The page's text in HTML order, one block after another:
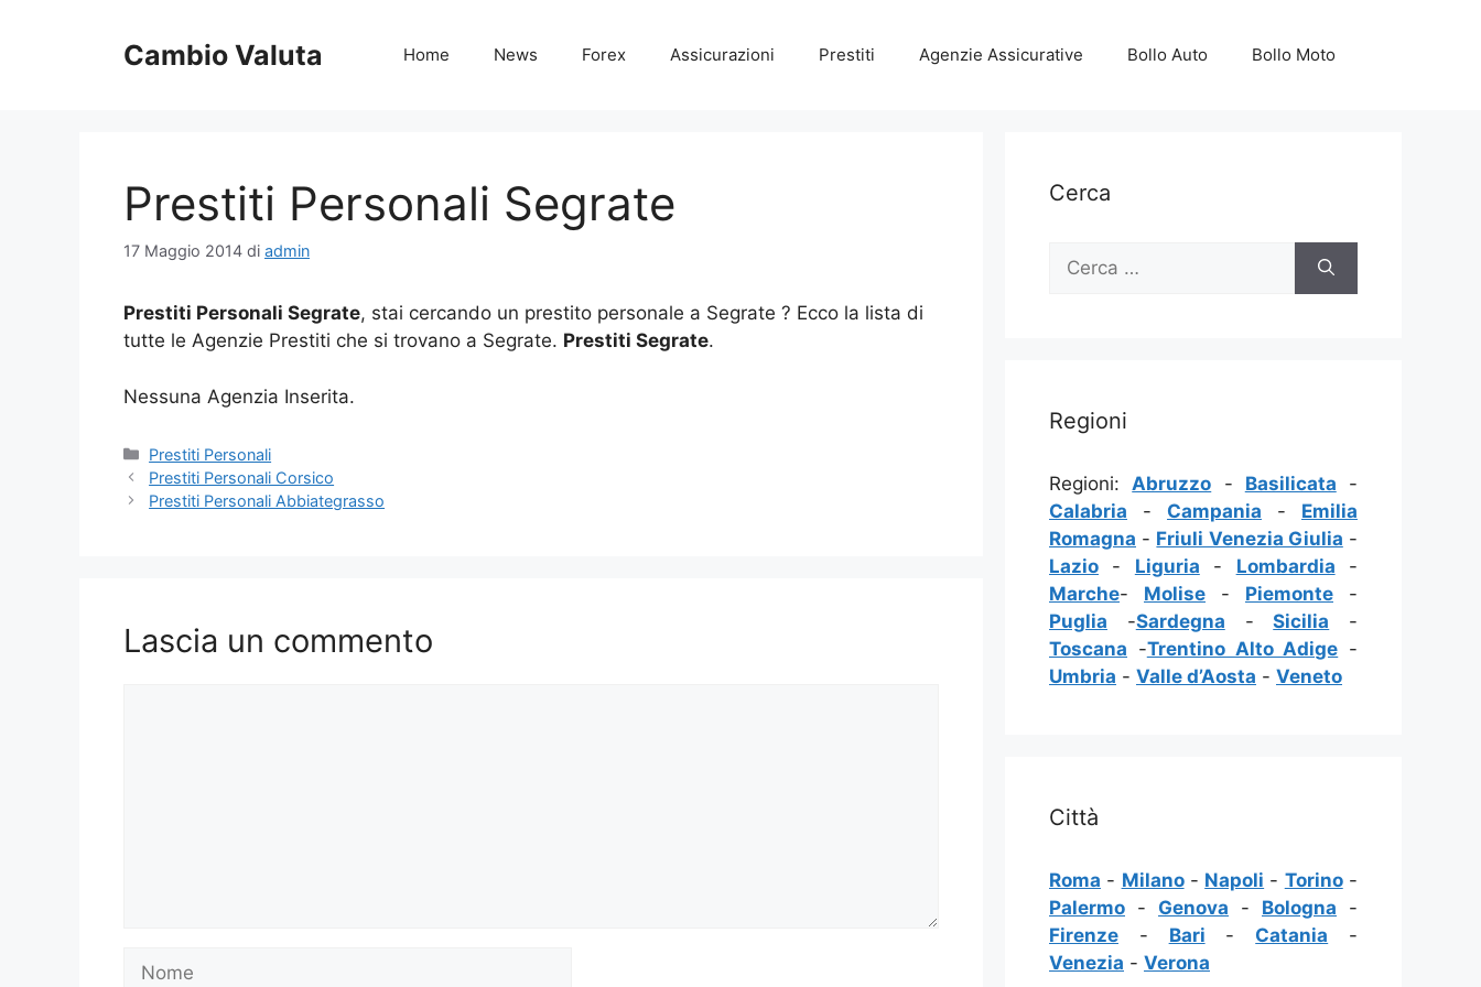
Cambio Valuta Home News Forex Assicurazioni Prestiti Agenzie Assicurative Bollo Auto Bollo Moto
Prestiti Personali Segrate
17 Maggio 2014 di admin
Prestiti Personali Segrate, stai cercando un prestito personale a Segrate ? Ecco la lista di
tutte le Agenzie Prestiti che si trovano a Segrate. Prestiti Segrate.
Nessuna Agenzia Inserita.
Categorie
Prestiti Personali
Prestiti Personali Corsico
Prestiti Personali Abbiategrasso
Lascia un commento
Cerca
Ricerca
Regioni
Regioni:Abruzzo - Basilicata -
Calabria - Campania - Emilia
Romagna - Friuli Venezia Giulia -
Lazio - Liguria - Lombardia -
Marche- Molise - Piemonte -
Puglia -Sardegna -Sicilia -
Toscana -Trentino Alto Adige -
Umbria - Valle d’Aosta - Veneto
Città
Roma - Milano- Napoli - Torino-
Palermo - Genova - Bologna -
Firenze - Bari - Catania -
Venezia - Verona